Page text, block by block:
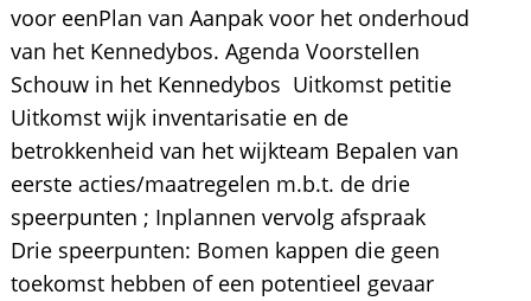
voor eenPlan van Aanpak voor het onderhoud
van het Kennedybos. Agenda Voorstellen
Schouw in het Kennedybos Uitkomst petitie
Uitkomst wijk inventarisatie en de
betrokkenheid van het wijkteam Bepalen van
eerste acties/maatregelen m.b.t. de drie
speerpunten ; Inplannen vervolg afspraak
Drie speerpunten: Bomen kappen die geen
toekomst hebben of een potentieel gevaar